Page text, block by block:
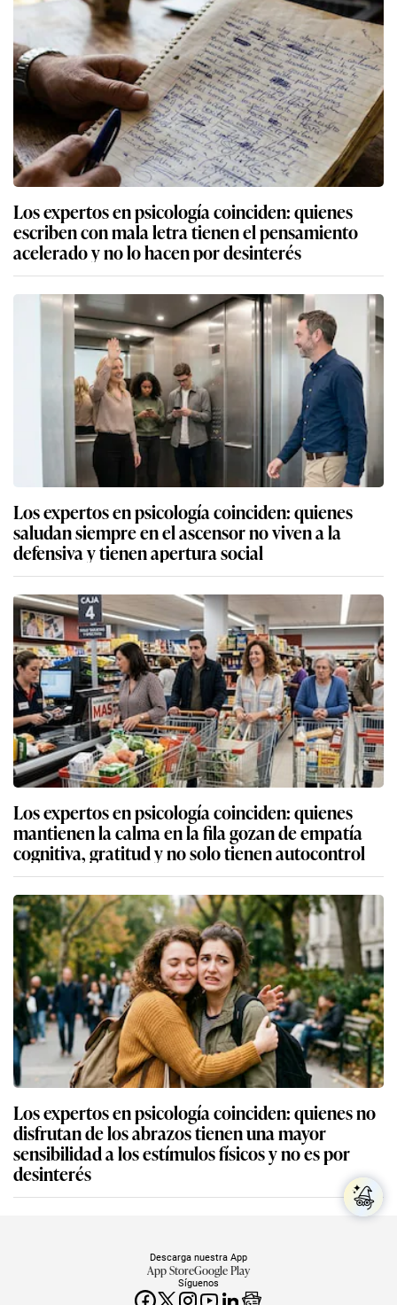
Los expertos en psicología coinciden: quienes
escriben con mala letra tienen el pensamiento
acelerado y no lo hacen por desinterés
Los expertos en psicología coinciden: quienes
saludan siempre en el ascensor no viven a la
defensiva y tienen apertura social
Los expertos en psicología coinciden: quienes
mantienen la calma en la fila gozan de empatía
cognitiva, gratitud y no solo tienen autocontrol
Los expertos en psicología coinciden: quienes no
disfrutan de los abrazos tienen una mayor
sensibilidad a los estímulos físicos y no es por
desinterés
Síguenos
Descarga nuestra App
App StoreGoogle Play